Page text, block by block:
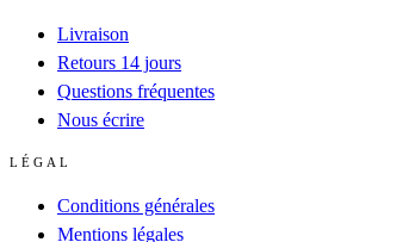
Livraison
Retours 14 jours
Questions fréquentes
Nous écrire
LÉGAL
Conditions générales
Mentions légales